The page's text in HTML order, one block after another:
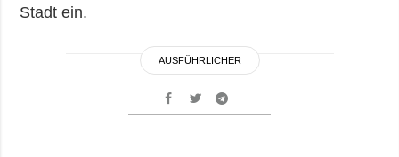
Stadt ein.
AUSFÜHRLICHER